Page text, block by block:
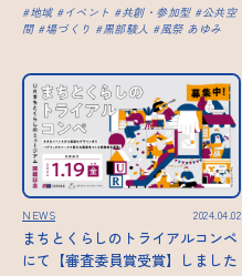
地域 イベント 共創・参加型
公共空
間
場づくり 黒部駿人 風祭 あゆみ
NEWS 2024.04.02
まちとくらしのトライアルコンペ
にて【審査委員賞受賞】しました